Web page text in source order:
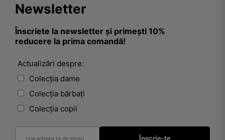
Newsletter
Înscriete la newsletter și primești 10%
reducere la prima comandă!
Actualizări despre:
Colecția dame
Colecția bărbați
Colecția copii